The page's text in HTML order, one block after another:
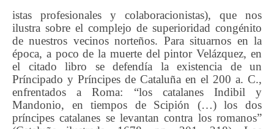
istas profesionales y colaboracionistas), que nos
ilustra sobre el complejo de superioridad congénito
de nuestros vecinos norteños. Para situarnos en la
época, a poco de la muerte del pintor Velázquez, en
el citado libro se defendía la existencia de un
Príncipado y Príncipes de Cataluña en el 200 a. C.,
enfrentados a Roma: “los catalanes Indibil y
Mandonio, en tiempos de Scipión (…) los dos
príncipes catalanes se levantan contra los romanos”